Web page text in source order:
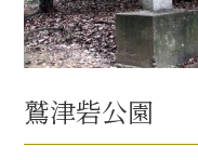
鷲津砦公園